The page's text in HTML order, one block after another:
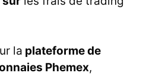
la plateforme de
Phemex,